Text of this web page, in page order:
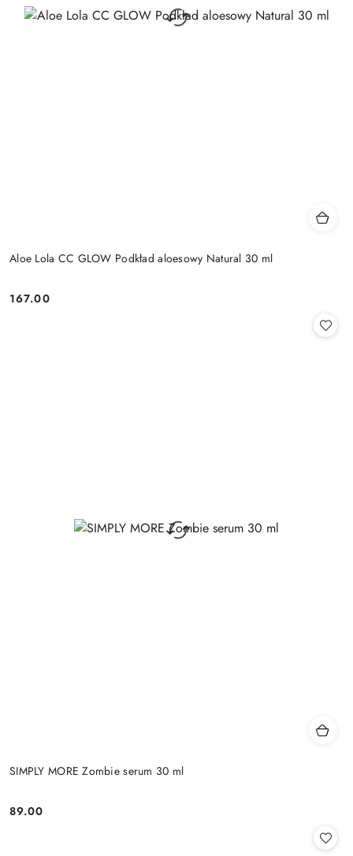
Aloe Lola CC GLOW Podkład aloesowy Natural 30 ml
Cena:
167.00
SIMPLY MORE Zombie serum 30 ml
Cena:
89.00